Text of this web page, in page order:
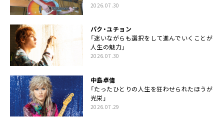
2026.07.30
パク・ユチョン
「迷いながらも選択をして進んでいくことが
人生の魅力」
2026.07.30
中島卓偉
「たったひとりの人生を狂わせられたほうが
光栄」
2026.07.29